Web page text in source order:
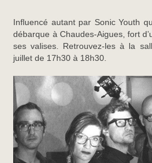
Influencé autant par Sonic Youth
débarque à Chaudes-Aigues, fort
ses valises. Retrouvez-les à la
juillet de 17h30 à 18h30.